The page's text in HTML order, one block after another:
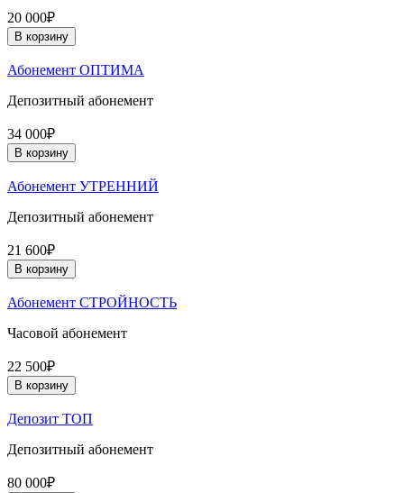
20 000₽
В корзину
Абонемент ОПТИМА
Депозитный абонемент
34 000₽
В корзину
Абонемент УТРЕННИЙ
Депозитный абонемент
21 600₽
В корзину
Абонемент СТРОЙНОСТЬ
Часовой абонемент
22 500₽
В корзину
Депозит ТОП
Депозитный абонемент
80 000₽